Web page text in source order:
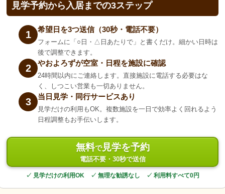
見学予約から入居までの3ステップ
1 希望日を3つ送信（30秒・電話不要）
フォームに「○日・△日あたりで」と書くだけ。細かい日時は
後で調整できます。
2 やおよろずが空室・日程を施設に確認
24時間以内にご連絡します。直接施設に電話する必要はな
く、しつこい営業も一切ありません。
3 当日見学・同行サービスあり
見学だけの利用もOK。複数施設を一日で効率よく回れるよう
日程調整もお手伝いします。
無料で見学を予約
電話不要・30秒で送信
✓ 見学だけの利用OK ✓ 無理な勧誘なし ✓ 利用料すべて0円